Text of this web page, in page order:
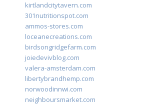
kirtlandcitytavern.com
301nutritionspot.com
ammos-stores.com
loceanecreations.com
birdsongridgefarm.com
joiedevivblog.com
valera-amsterdam.com
libertybrandhemp.com
norwoodinnwi.com
neighboursmarket.com